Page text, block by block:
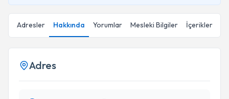
Adresler Hakkında Yorumlar Mesleki Bilgiler İçerikler
Adres